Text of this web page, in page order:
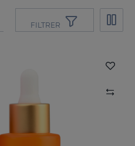
FILTRER